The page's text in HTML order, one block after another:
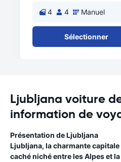
4 4 Manuel
Sélectionner
Ljubljana voiture
information de
Présentation de Ljubljana
Ljubljana, la charmante
caché niché entre les Alpes et